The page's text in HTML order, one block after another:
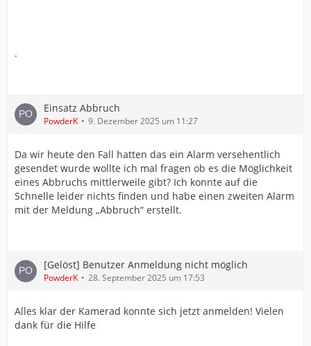
.
Einsatz Abbruch
PowderK 9. Dezember 2025 um 11:27
Da wir heute den Fall hatten das ein Alarm versehentlich
gesendet wurde wollte ich mal fragen ob es die Möglichkeit
eines Abbruchs mittlerweile gibt? Ich konnte auf die
Schnelle leider nichts finden und habe einen zweiten Alarm
mit der Meldung „Abbruch“ erstellt.
[Gelöst] Benutzer Anmeldung nicht möglich
PowderK 28. September 2025 um 17:53
Alles klar der Kamerad konnte sich jetzt anmelden! Vielen
dank für die Hilfe